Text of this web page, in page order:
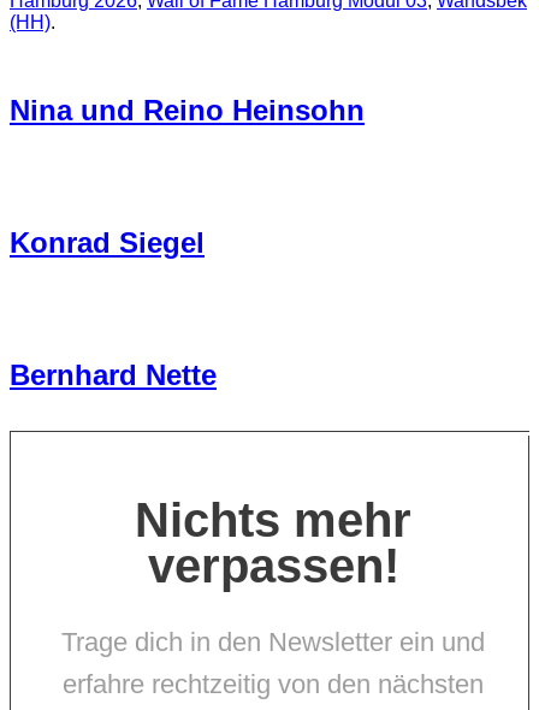
(HH).
Nina und Reino Heinsohn
Konrad Siegel
Bernhard Nette
Nichts mehr
verpassen!
Trage dich in den Newsletter ein und
erfahre rechtzeitig von den nächsten